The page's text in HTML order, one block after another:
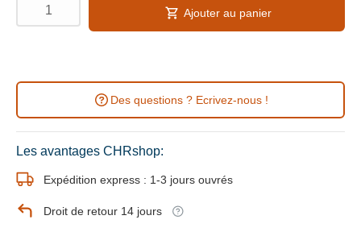
Ajouter au panier
Des questions ? Ecrivez-nous !
Les avantages CHRshop:
Expédition express : 1-3 jours ouvrés
Droit de retour 14 jours